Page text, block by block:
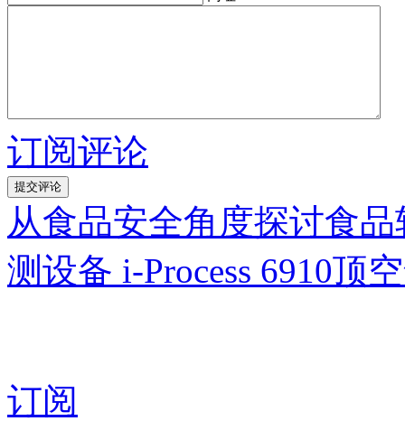
订阅评论
从食品安全角度探讨食
测设备 i-Process 6910顶
订阅